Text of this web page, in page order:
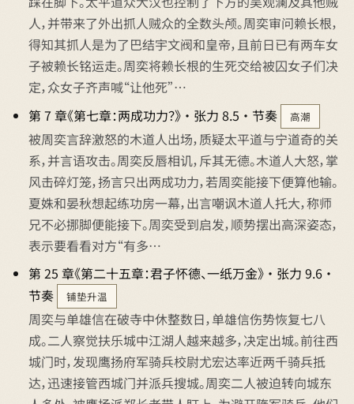
人，并带来了外出抓人贼众的全数头颅。周奕审问赖长根，
得知其抓人是为了巴结宇文阀和皇帝，且前日已有两车女
子被赖长铭运走。周奕将赖长根的生死交给被囚女子们决
定，众女子齐声喊“让他死”…
第 7 章《第七章：两成功力？》 · 张力 8.5 · 节奏
高潮
被周奕言辞激怒的木道人出场，质疑太平道与宁道奇的关
系，并言语攻击。周奕反唇相讥，斥其无德。木道人大怒，掌
风击碎灯笼，扬言只出两成功力，若周奕能接下便算他输。
夏姝和晏秋想起练功房一幕，出言嘲讽木道人托大，称师
兄不必挪脚便能接下。周奕受到启发，顺势摆出高深姿态，
表示要看看对方“有多…
第 25 章《第二十五章：君子怀德、一纸万金》 · 张力 9.6 ·
节奏
铺垫升温
周奕与单雄信在破寺中休整数日，单雄信伤势恢复七八
成。二人察觉扶乐城中江湖人越来越多，决定出城。前往西
城门时，发现鹰扬府军骑兵校尉尤宏达率近两千骑兵抵
达，迅速接管西城门并派兵搜城。周奕二人被迫转向城东